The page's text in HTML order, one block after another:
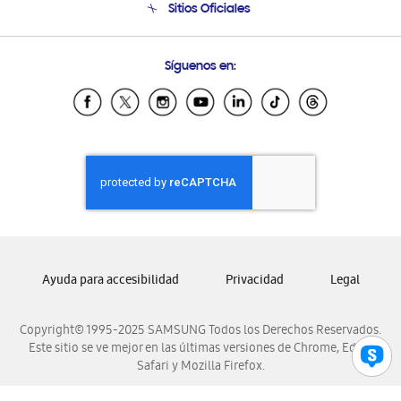
Soporte vía eMail
Sitios Oficiales
Samsung Ecuador
Samsung El Salvador
Samsung Honduras
Samsung Nicaragua
Samsung Panamá
Samsung Venezuela
Síguenos en:
Copyright© 1995-2025 SAMSUNG Todos los Derechos Reservados.
Este sitio se ve mejor en las últimas versiones de Chrome, Edge,
Safari y Mozilla Firefox.
Ayuda para accesibilidad Privacidad Legal